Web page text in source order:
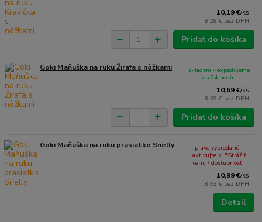
10,19 €/ks
8,28 € bez DPH
Pridať do košíka
Goki Maňuška na ruku Žirafa s nôžkami
10,69 €/ks
8,69 € bez DPH
skladom - expedujeme
do 24 hodín
Pridať do košíka
Goki Maňuška na ruku prasiatko Snelly
10,99 €/ks
8,93 € bez DPH
práve vypredané -
aktivujte si "Strážiť
cenu / dostupnosť"
Detail